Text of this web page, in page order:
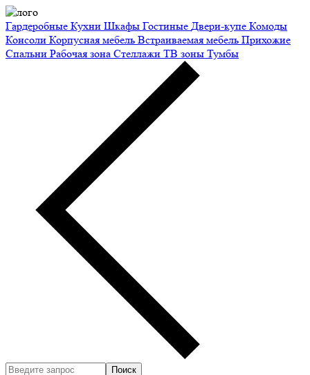
Гардеробные Кухни Шкафы Гостиные Двери-купе Комоды
Консоли Корпусная мебель Встраиваемая мебель Прихожие
Спальни Рабочая зона Стеллажи ТВ зоны Тумбы